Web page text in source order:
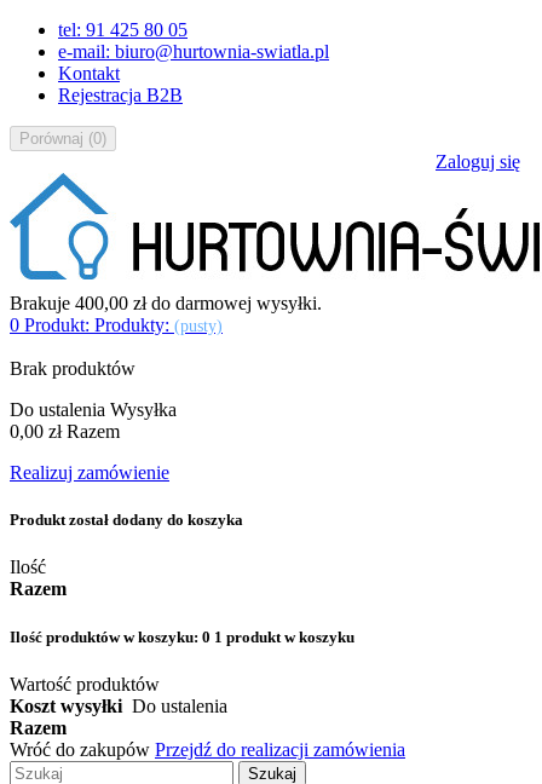
tel: 91 425 80 05
e-mail: biuro@hurtownia-swiatla.pl
Kontakt
Rejestracja B2B
Porównaj (0)
Zaloguj się
Brakuje 400,00 złdo darmowej wysyłki.
0 Produkt: Produkty: (pusty)
Brak produktów
Do ustalenia Wysyłka
0,00 zł Razem
Realizuj zamówienie
Produkt został dodany do koszyka
Ilość
Razem
Ilość produktów w koszyku: 0 1 produkt w koszyku
Wartość produktów
Koszt wysyłki Do ustalenia
Razem
Wróć do zakupów Przejdź do realizacji zamówienia
Szukaj